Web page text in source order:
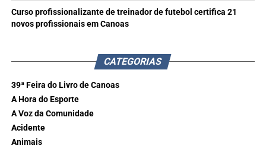
Curso profissionalizante de treinador de futebol certifica 21
novos profissionais em Canoas
CATEGORIAS
39ª Feira do Livro de Canoas
A Hora do Esporte
A Voz da Comunidade
Acidente
Animais